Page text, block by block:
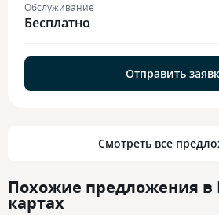
Обслуживание
Бесплатно
Отправить
Смотреть все
Похожие предложения в
картах